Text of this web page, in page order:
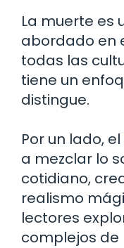
La muerte es
abordado en
todas las
tiene un
distingue.
Por un lado,
a mezclar lo
cotidiano,
realismo
lectores
complejos de